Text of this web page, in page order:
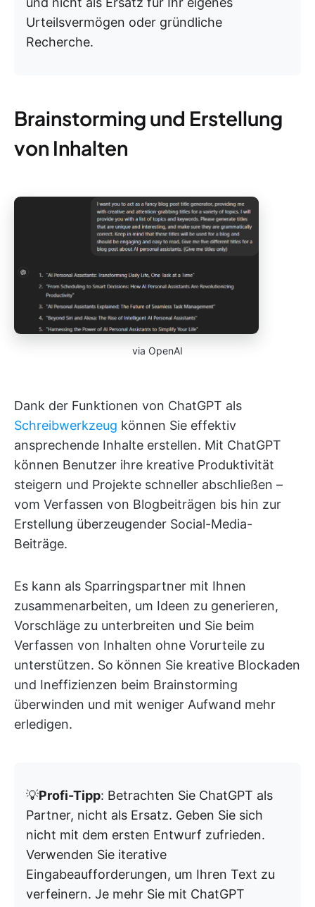
Urteilsvermögen oder gründliche
Recherche.
Brainstorming und Erstellung
von Inhalten
via OpenAI
Dank der Funktionen von ChatGPT als
Schreibwerkzeug können Sie effektiv
ansprechende Inhalte erstellen. Mit ChatGPT
können Benutzer ihre kreative Produktivität
steigern und Projekte schneller abschließen –
vom Verfassen von Blogbeiträgen bis hin zur
Erstellung überzeugender Social-Media-
Beiträge.
Es kann als Sparringspartner mit Ihnen
zusammenarbeiten, um Ideen zu generieren,
Vorschläge zu unterbreiten und Sie beim
Verfassen von Inhalten ohne Vorurteile zu
unterstützen. So können Sie kreative Blockaden
und Ineffizienzen beim Brainstorming
überwinden und mit weniger Aufwand mehr
erledigen.
💡Profi-Tipp: Betrachten Sie ChatGPT als
Partner, nicht als Ersatz. Geben Sie sich
nicht mit dem ersten Entwurf zufrieden.
Verwenden Sie iterative
Eingabeaufforderungen, um Ihren Text zu
verfeinern. Je mehr Sie mit ChatGPT